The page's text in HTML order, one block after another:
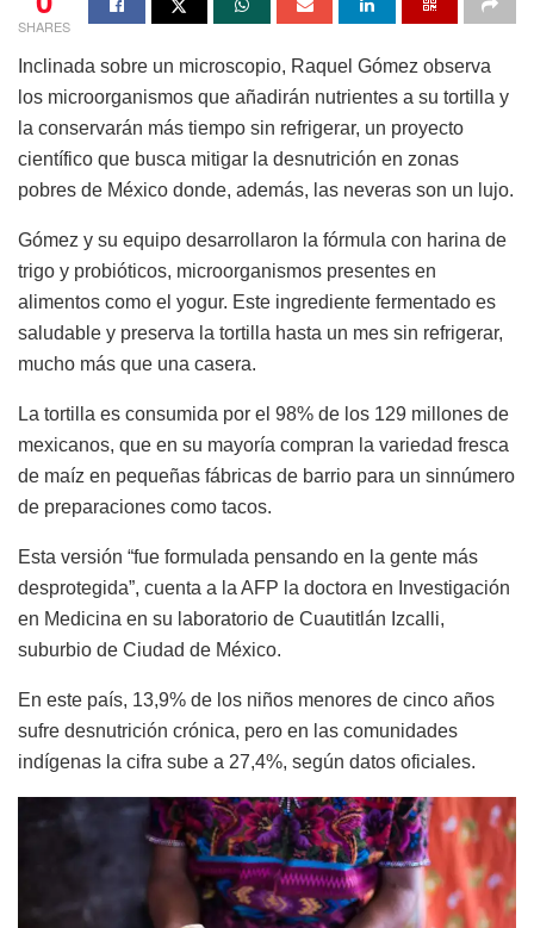
SHARES
Inclinada sobre un microscopio, Raquel Gómez observa
los microorganismos que añadirán nutrientes a su tortilla y
la conservarán más tiempo sin refrigerar, un proyecto
científico que busca mitigar la desnutrición en zonas
pobres de México donde, además, las neveras son un lujo.
Gómez y su equipo desarrollaron la fórmula con harina de
trigo y probióticos, microorganismos presentes en
alimentos como el yogur. Este ingrediente fermentado es
saludable y preserva la tortilla hasta un mes sin refrigerar,
mucho más que una casera.
La tortilla es consumida por el 98% de los 129 millones de
mexicanos, que en su mayoría compran la variedad fresca
de maíz en pequeñas fábricas de barrio para un sinnúmero
de preparaciones como tacos.
Esta versión “fue formulada pensando en la gente más
desprotegida”, cuenta a la AFP la doctora en Investigación
en Medicina en su laboratorio de Cuautitlán Izcalli,
suburbio de Ciudad de México.
En este país, 13,9% de los niños menores de cinco años
sufre desnutrición crónica, pero en las comunidades
indígenas la cifra sube a 27,4%, según datos oficiales.